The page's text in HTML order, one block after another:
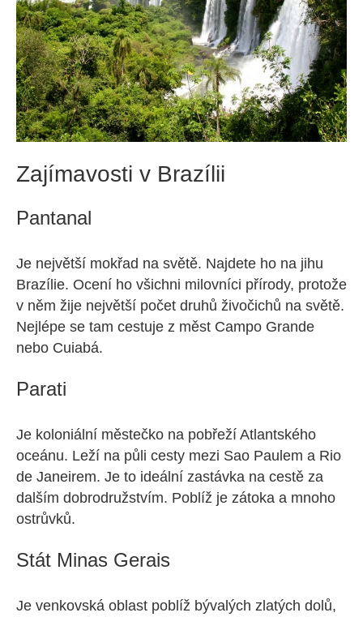
Zajímavosti v Brazílii
Pantanal
Je největší mokřad na světě. Najdete ho na jihu
Brazílie. Ocení ho všichni milovníci přírody, protože
v něm žije největší počet druhů živočichů na světě.
Nejlépe se tam cestuje z měst Campo Grande
nebo Cuiabá.
Parati
Je koloniální městečko na pobřeží Atlantského
oceánu. Leží na půli cesty mezi Sao Paulem a Rio
de Janeirem. Je to ideální zastávka na cestě za
dalším dobrodružstvím. Poblíž je zátoka a mnoho
ostrůvků.
Stát Minas Gerais
Je venkovská oblast poblíž bývalých zlatých dolů,